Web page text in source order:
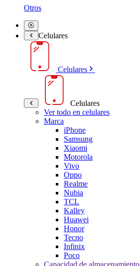
Otros
Celulares
Celulares
Celulares
Ver todo en celulares
Marca
iPhone
Samsung
Xiaomi
Motorola
Vivo
Oppo
Realme
Nubia
TCL
Kalley
Huawei
Honor
Tecno
Infinix
Poco
Capacidad de almacenamiento